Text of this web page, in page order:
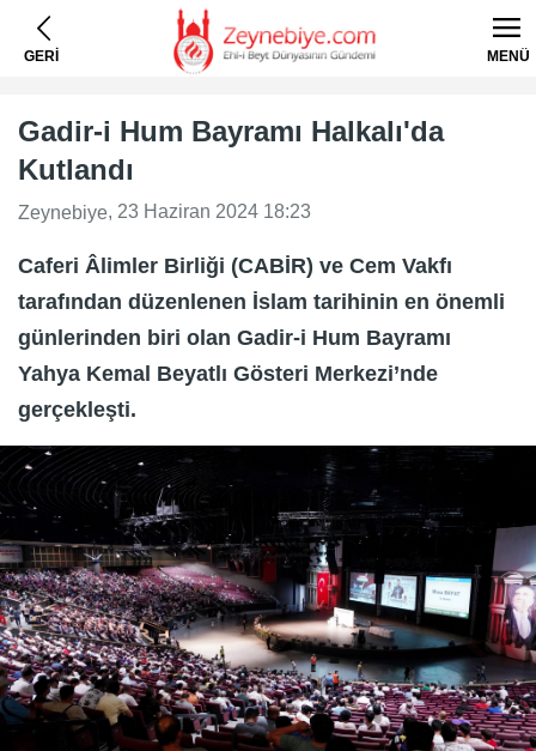
GERİ MENÜ
Gadir-i Hum Bayramı Halkalı'da
Kutlandı
Zeynebiye, 23 Haziran 2024 18:23
Caferi Âlimler Birliği (CABİR) ve Cem Vakfı
tarafından düzenlenen İslam tarihinin en önemli
günlerinden biri olan Gadir-i Hum Bayramı
Yahya Kemal Beyatlı Gösteri Merkezi’nde
gerçekleşti.